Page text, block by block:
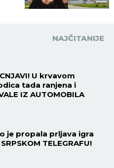
NAJČITANIJE
U krvavom
tada ranjena i
IZ AUTOMOBILA
je propala prljava igra
TELEGRAFU!